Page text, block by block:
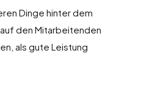
Dinge hinter dem
den Mitarbeitenden
als gute Leistung